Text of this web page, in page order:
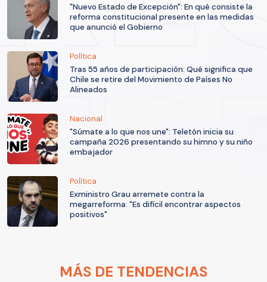
"Nuevo Estado de Excepción": En qué consiste la
reforma constitucional presente en las medidas
que anunció el Gobierno
Política
Tras 55 años de participación: Qué significa que
Chile se retire del Movimiento de Países No
Alineados
Nacional
"Súmate a lo que nos une": Teletón inicia su
campaña 2026 presentando su himno y su niño
embajador
Política
Exministro Grau arremete contra la
megarreforma: "Es difícil encontrar aspectos
positivos"
MÁS DE TENDENCIAS